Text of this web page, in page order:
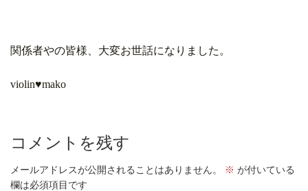
関係者やの皆様、大変お世話になりました。
violin♥︎mako
コメントを残す
メールアドレスが公開されることはありません。 ※ が付いている
欄は必須項目です